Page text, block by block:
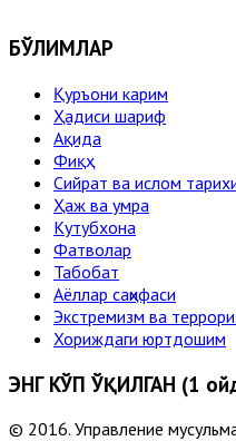
БЎЛИМЛАР
Қуръони карим
Ҳадиси шариф
Ақида
Фиқҳ
Сийрат ва ислом
Ҳаж ва умра
Кутубхона
Фатволар
Табобат
Аёллар саҳифаси
Экстремизм ва
Хориждаги юртдошим
ЭНГ КЎП ЎҚИЛГАН (1
© 2016. Управление